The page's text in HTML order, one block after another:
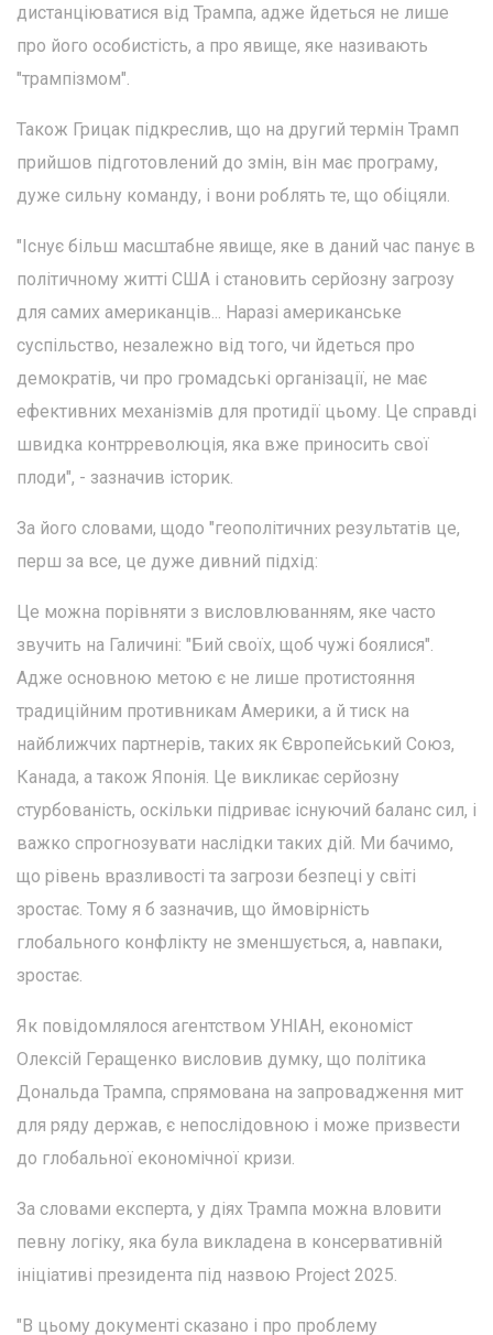
дистанціюватися від Трампа, адже йдеться не лише
про його особистість, а про явище, яке називають
"трампізмом".
Також Грицак підкреслив, що на другий термін Трамп
прийшов підготовлений до змін, він має програму,
дуже сильну команду, і вони роблять те, що обіцяли.
"Існує більш масштабне явище, яке в даний час панує в
політичному житті США і становить серйозну загрозу
для самих американців... Наразі американське
суспільство, незалежно від того, чи йдеться про
демократів, чи про громадські організації, не має
ефективних механізмів для протидії цьому. Це справді
швидка контрреволюція, яка вже приносить свої
плоди", - зазначив історик.
За його словами, щодо "геополітичних результатів це,
перш за все, це дуже дивний підхід:
Це можна порівняти з висловлюванням, яке часто
звучить на Галичині: "Бий своїх, щоб чужі боялися".
Адже основною метою є не лише протистояння
традиційним противникам Америки, а й тиск на
найближчих партнерів, таких як Європейський Союз,
Канада, а також Японія. Це викликає серйозну
стурбованість, оскільки підриває існуючий баланс сил, і
важко спрогнозувати наслідки таких дій. Ми бачимо,
що рівень вразливості та загрози безпеці у світі
зростає. Тому я б зазначив, що ймовірність
глобального конфлікту не зменшується, а, навпаки,
зростає.
Як повідомлялося агентством УНІАН, економіст
Олексій Геращенко висловив думку, що політика
Дональда Трампа, спрямована на запровадження мит
для ряду держав, є непослідовною і може призвести
до глобальної економічної кризи.
За словами експерта, у діях Трампа можна вловити
певну логіку, яка була викладена в консервативній
ініціативі президента під назвою Project 2025.
"В цьому документі сказано і про проблему